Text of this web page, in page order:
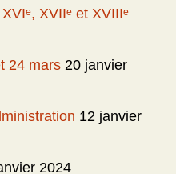
XVIIᵉ et XVIIIᵉ
24 mars 20 janvier
12 janvier
2024